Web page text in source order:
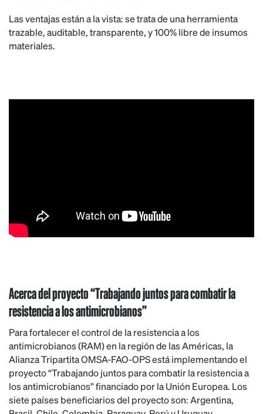
Las ventajas están a la vista: se trata de una herramienta
trazable, auditable, transparente, y 100% libre de insumos
materiales.
Acerca del proyecto “Trabajando juntos para combatir la
resistencia a los antimicrobianos”
Para fortalecer el control de la resistencia a los
antimicrobianos (RAM) en la región de las Américas, la
Alianza Tripartita OMSA-FAO-OPS está implementando el
proyecto “Trabajando juntos para combatir la resistencia a
los antimicrobianos” financiado por la Unión Europea. Los
siete países beneficiarios del proyecto son: Argentina,